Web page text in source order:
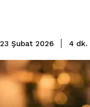
23 Şubat 2026 4 dk.